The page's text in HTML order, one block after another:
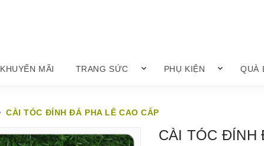
KHUYẾN MÃI TRANG SỨC PHỤ KIỆN QUÀ
CÀI TÓC ĐÍNH ĐÁ PHA LÊ CAO CẤP
CÀI TÓC ĐÍNH